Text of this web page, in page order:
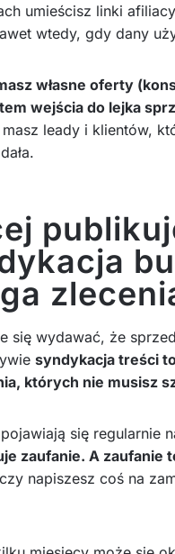
umieścisz linki
wtedy, gdy dany
własne oferty
wejścia do lejka
leady i klientów,
się wydawać, że
syndykacja treści
których nie musisz
się regularnie
zaufanie. A
napiszesz coś na